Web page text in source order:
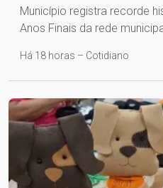
Município registra recorde
Anos Finais da rede
Há 18 horas – Cotidiano